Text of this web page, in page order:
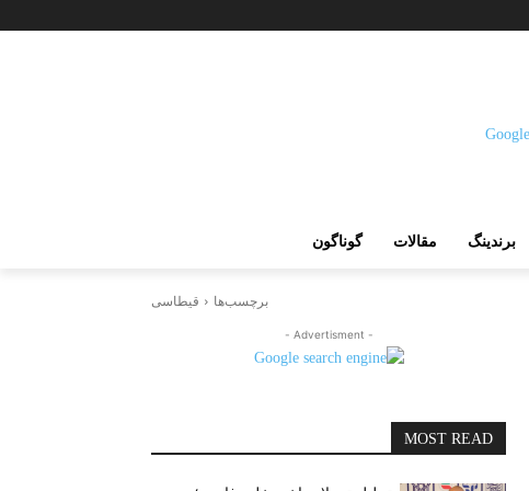
برندینگ مقالات گوناگون
برچسب‌ها قیطاسی
- Advertisment -
MOST READ